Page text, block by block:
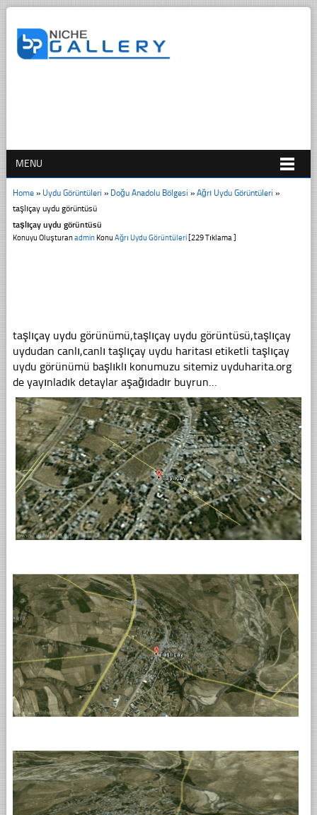
MENU
Home» Uydu Görüntüleri » Doğu Anadolu Bölgesi » Ağrı Uydu Görüntüleri »
taşlıçay uydu görüntüsü
taşlıçay uydu görüntüsü
Konuyu OluşturanadminKonu Ağrı Uydu Görüntüleri[229 Tıklama ]
taşlıçay uydu görünümü,taşlıçay uydu görüntüsü,taşlıçay
uydudan canlı,canlı taşlıçay uydu haritası etiketli taşlıçay
uydu görünümü başlıklı konumuzu sitemiz uyduharita.org
de yayınladık detaylar aşağıdadır buyrun…